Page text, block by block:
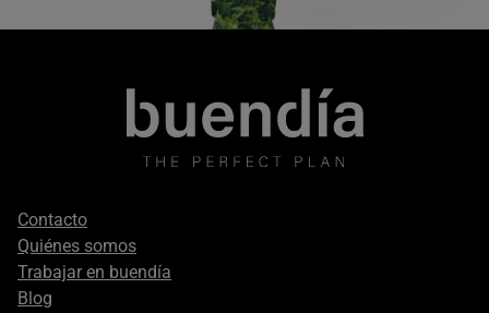
Footer
secondary
Contacto
Quiénes somos
Trabajar en buendía
Blog